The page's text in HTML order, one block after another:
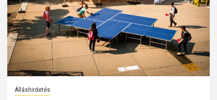
Álláshirdetés